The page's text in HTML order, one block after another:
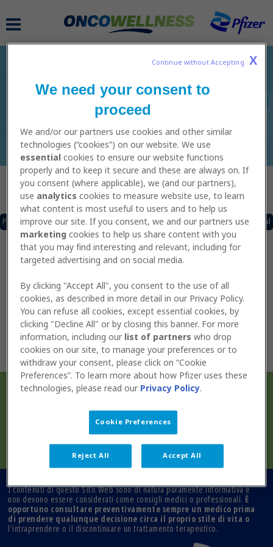
to
main
content
MAIN
NAVIGATION
SCHEMI DI ALLENAMENTO
Caricamento......
Pagina Precedente of Pagina Successiva Scarica il pdf Vai al video tutorial
In collaborazione con
I contenuti di questo Sito Web sono di natura puramente informativa e
non devono essere considerati come consigli medici o professionali. È
opportuno consultare preventivamente sempre un medico prima
di prendere qualunque decisione circa il proprio stile di vita o
l’intraprendere o il discontinuare un trattamento terapeutico.
Prima di iniziare la navigazione è importante essere
consapevoli che i contenuti di questo Sito Web sono di
natura puramente informativa e non devono essere
considerati come consigli medici o professionali,
eventuali siti ad esso collegati non devono essere
usate per diagnosticare alcuna patologia o disturbo
fisico, né per prescrivere o utilizzare farmaci e non
devono portare l’Utente a ignorare il consiglio o
ritardare il consulto con il proprio medico.
È opportuno consultare preventivamente
sempre un medico prima di prendere qualunque
decisione circa il proprio stile di vitao
l’intraprendere o il discontinuare un trattamento
terapeutico.
È importante chiedere sempre il consiglio del
proprio medico o di un altro operatore sanitario
riguardo una condizione medica.
Fare totale ed esclusivo affidamento su
qualsiasi informazione presente in questo sito è
a proprio ed esclusivo rischio.
We need your consent to
proceed
We and/or our partners use cookies and other similar
technologies (“cookies”) on our website. We use
essential cookies to ensure our website functions
properly and to keep it secure and these are always on. If
you consent (where applicable), we (and our partners),
use analytics cookies to measure website use, to learn
what content is most useful to users and to help us
improve our site. If you consent, we and our partners use
marketing cookies to help us share content with you
that you may find interesting and relevant, including for
targeted advertising and on social media.
By clicking "Accept All", you consent to the use of all
cookies, as described in more detail in our Privacy Policy.
You can refuse all cookies, except essential cookies, by
clicking "Decline All" or by closing this banner. For more
information, including our list of partners who drop
cookies on our site, to manage your preferences or to
withdraw your consent, please click on “Cookie
Preferences”. To learn more about how Pfizer uses these
technologies, please read our Privacy Policy.
Cookie Preferences
Reject All Accept All
Continue without Accepting X